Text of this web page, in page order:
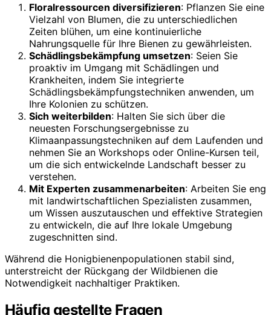
Floralressourcen diversifizieren: Pflanzen Sie eine
Vielzahl von Blumen, die zu unterschiedlichen
Zeiten blühen, um eine kontinuierliche
Nahrungsquelle für Ihre Bienen zu gewährleisten.
Schädlingsbekämpfung umsetzen: Seien Sie
proaktiv im Umgang mit Schädlingen und
Krankheiten, indem Sie integrierte
Schädlingsbekämpfungstechniken anwenden, um
Ihre Kolonien zu schützen.
Sich weiterbilden: Halten Sie sich über die
neuesten Forschungsergebnisse zu
Klimaanpassungstechniken auf dem Laufenden und
nehmen Sie an Workshops oder Online-Kursen teil,
um die sich entwickelnde Landschaft besser zu
verstehen.
Mit Experten zusammenarbeiten: Arbeiten Sie eng
mit landwirtschaftlichen Spezialisten zusammen,
um Wissen auszutauschen und effektive Strategien
zu entwickeln, die auf Ihre lokale Umgebung
zugeschnitten sind.
Während die Honigbienenpopulationen stabil sind,
unterstreicht der Rückgang der Wildbienen die
Notwendigkeit nachhaltiger Praktiken.
Häufig gestellte Fragen